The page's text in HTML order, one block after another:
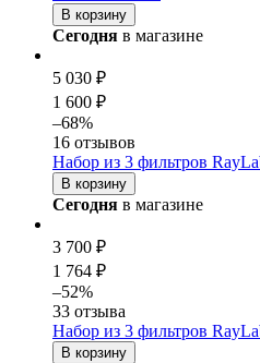
В корзину
Сегодня в магазине
5 030 ₽
1 600 ₽
–68%
16 отзывов
Набор из 3 фильтров
В корзину
Сегодня в магазине
3 700 ₽
1 764 ₽
–52%
33 отзыва
Набор из 3 фильтров
В корзину